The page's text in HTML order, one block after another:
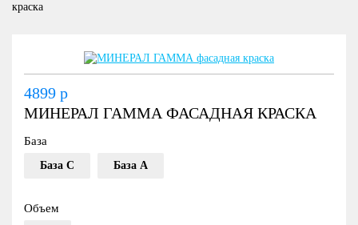
краска
4899 р
МИНЕРАЛ ГАММА ФАСАДНАЯ КРАСКА
База
База С База А
Объем